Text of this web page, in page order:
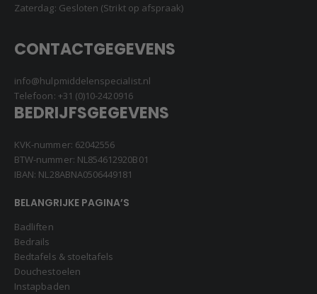
Zaterdag: Gesloten (Strikt op afspraak)
CONTACTGEGEVENS
info@hulpmiddelenspecialist.nl
Telefoon: +31 (0)10-2420916
BEDRIJFSGEGEVENS
KVK-nummer: 62042556
BTW-nummer: NL854612920B01
IBAN: NL28ABNA0506449181
BELANGRIJKE PAGINA’S
Badliften
Bedrails
Bedtafels & stoeltafels
Douchestoelen
Instapbaden